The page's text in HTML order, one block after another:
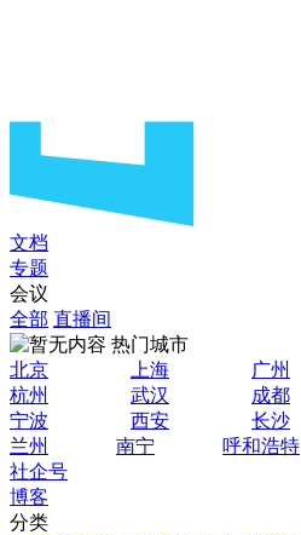
文档
专题
会议
全部 直播间
热门城市
北京
上海 广州
杭州
武汉 成都
宁波
西安 长沙
兰州
南宁 呼和浩特
社企号
博客
分类